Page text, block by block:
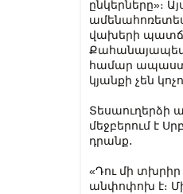
ընկերները»։
վախերի
համար
կյանքի չեն
Տեսաուղերձի
մեջբերում է
դրանք․
«Դու մի
անփոփոխ է։